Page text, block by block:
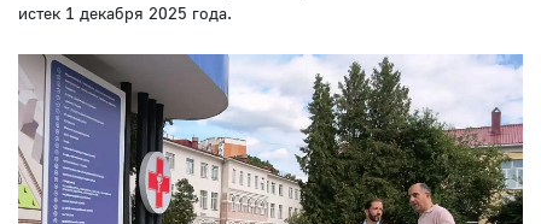
истек 1 декабря 2025 года.